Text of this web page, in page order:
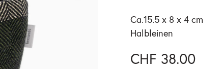
Ca.15.5 x 8 x 4 cm
Halbleinen
CHF 38.00